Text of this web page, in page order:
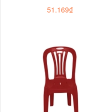
51.169₫